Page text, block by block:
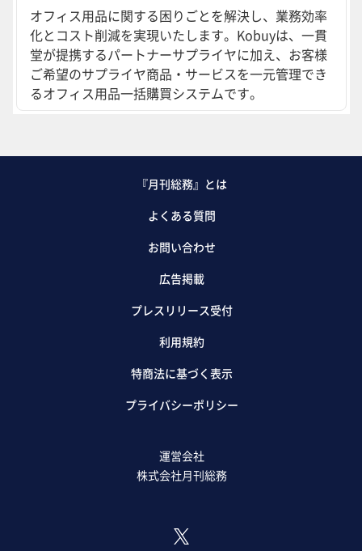
オフィス用品に関する困りごとを解決し、業務効率
化とコスト削減を実現いたします。Kobuyは、一貫
堂が提携するパートナーサプライヤに加え、お客様
ご希望のサプライヤ商品・サービスを一元管理でき
るオフィス用品一括購買システムです。
『月刊総務』とは
よくある質問
お問い合わせ
広告掲載
プレスリリース受付
利用規約
特商法に基づく表示
プライバシーポリシー
運営会社
株式会社月刊総務